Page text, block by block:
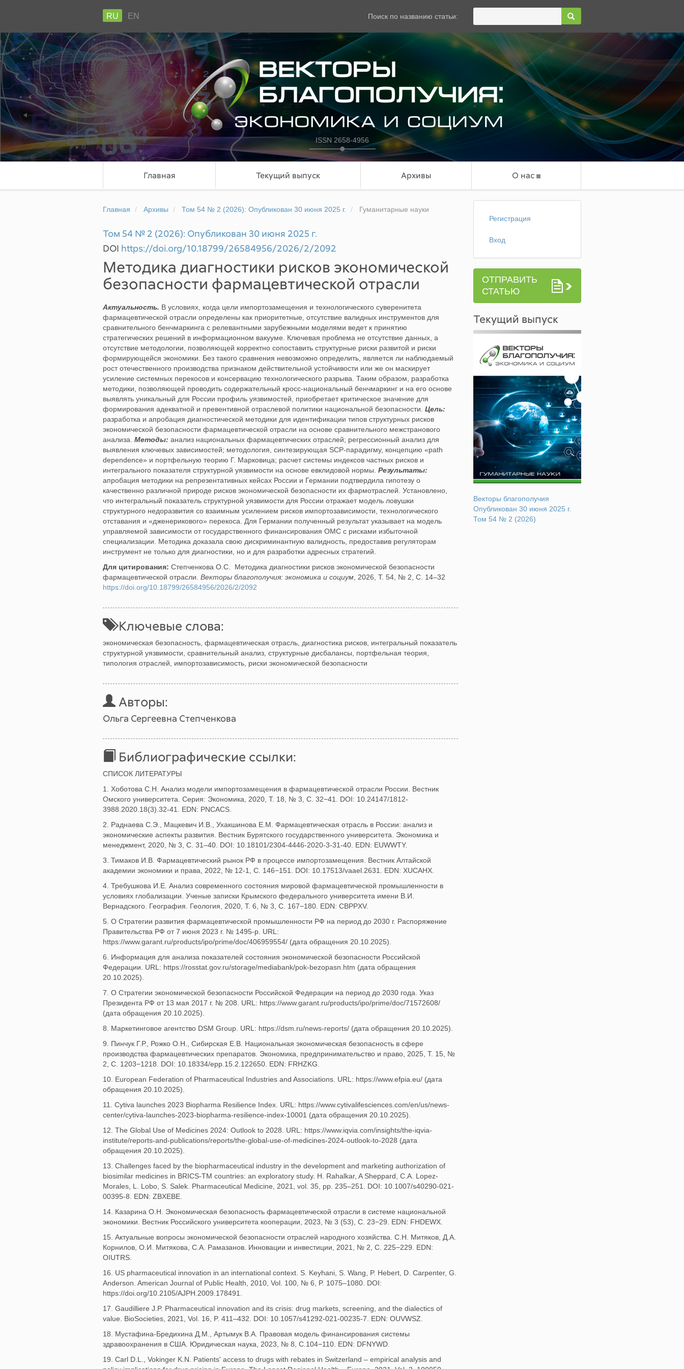
RU EN Поиск по названию статьи:
ISSN 2658-4956
Главная Текущий выпуск Архивы О нас
Главная Архивы Том 54 № 2 (2026): Опубликован 30 июня 2025 г. Гуманитарные науки
Том 54 № 2 (2026): Опубликован 30 июня 2025 г.
DOI https://doi.org/10.18799/26584956/2026/2/2092
Методика диагностики рисков экономической
безопасности фармацевтической отрасли
Актуальность. В условиях, когда цели импортозамещения и технологического суверенитета
фармацевтической отрасли определены как приоритетные, отсутствие валидных инструментов для
сравнительного бенчмаркинга с релевантными зарубежными моделями ведет к принятию
стратегических решений в информационном вакууме. Ключевая проблема не отсутствие данных, а
отсутствие методологии, позволяющей корректно сопоставить структурные риски развитой и риски
формирующейся экономики. Без такого сравнения невозможно определить, является ли наблюдаемый
рост отечественного производства признаком действительной устойчивости или же он маскирует
усиление системных перекосов и консервацию технологического разрыва. Таким образом, разработка
методики, позволяющей проводить содержательный кросс-национальный бенчмаркинг и на его основе
выявлять уникальный для России профиль уязвимостей, приобретает критическое значение для
формирования адекватной и превентивной отраслевой политики национальной безопасности. Цель:
разработка и апробация диагностической методики для идентификации типов структурных рисков
экономической безопасности фармацевтической отрасли на основе сравнительного межстранового
анализа. Методы: анализ национальных фармацевтических отраслей; регрессионный анализ для
выявления ключевых зависимостей; методология, синтезирующая SCP-парадигму, концепцию «path
dependence» и портфельную теорию Г. Марковица; расчет системы индексов частных рисков и
интегрального показателя структурной уязвимости на основе евклидовой нормы. Результаты:
апробация методики на репрезентативных кейсах России и Германии подтвердила гипотезу о
качественно различной природе рисков экономической безопасности их фармотраслей. Установлено,
что интегральный показатель структурной уязвимости для России отражает модель ловушки
структурного недоразвития со взаимным усилением рисков импортозависимости, технологического
отставания и «дженерикового» перекоса. Для Германии полученный результат указывает на модель
управляемой зависимости от государственного финансирования ОМС с рисками избыточной
специализации. Методика доказала свою дискриминантную валидность, предоставив регуляторам
инструмент не только для диагностики, но и для разработки адресных стратегий.
Для цитирования: Степченкова О.С. Методика диагностики рисков экономической безопасности
фармацевтической отрасли. Векторы благополучия: экономика и социум , 2026, Т. 54, № 2, С. 14–32
https://doi.org/10.18799/26584956/2026/2/2092
Ключевые слова:
экономическая безопасность, фармацевтическая отрасль, диагностика рисков, интегральный показатель
структурной уязвимости, сравнительный анализ, структурные дисбалансы, портфельная теория,
типология отраслей, импортозависимость, риски экономической безопасности
Авторы:
Ольга Сергеевна Степченкова
Библиографические ссылки:
СПИСОК ЛИТЕРАТУРЫ
1. Хоботова С.Н. Анализ модели импортозамещения в фармацевтической отрасли России. Вестник
Омского университета. Серия: Экономика, 2020, Т. 18, № 3, С. 32−41. DOI: 10.24147/1812-
3988.2020.18(3).32-41. EDN: PNCACS.
2. Раднаева С.Э., Мацкевич И.В., Ухакшинова Е.М. Фармацевтическая отрасль в России: анализ и
экономические аспекты развития. Вестник Бурятского государственного университета. Экономика и
менеджмент, 2020, № 3, С. 31–40. DOI: 10.18101/2304-4446-2020-3-31-40. EDN: EUWWTY.
3. Тимаков И.В. Фармацевтический рынок РФ в процессе импортозамещения. Вестник Алтайской
академии экономики и права, 2022, № 12-1, C. 146−151. DOI: 10.17513/vaael.2631. EDN: XUCAHX.
4. Требушкова И.Е. Анализ современного состояния мировой фармацевтической промышленности в
условиях глобализации. Ученые записки Крымского федерального университета имени В.И.
Вернадского. География. Геология, 2020, Т. 6, № 3, С. 167−180. EDN: CBPPXV.
5. О Стратегии развития фармацевтической промышленности РФ на период до 2030 г. Распоряжение
Правительства РФ от 7 июня 2023 г. № 1495-р. URL:
https://www.garant.ru/products/ipo/prime/doc/406959554/ (дата обращения 20.10.2025).
6. Информация для анализа показателей состояния экономической безопасности Российской
Федерации. URL: https://rosstat.gov.ru/storage/mediabank/pok-bezopasn.htm (дата обращения
20.10.2025).
7. О Стратегии экономической безопасности Российской Федерации на период до 2030 года. Указ
Президента РФ от 13 мая 2017 г. № 208. URL: https://www.garant.ru/products/ipo/prime/doc/71572608/
(дата обращения 20.10.2025).
8. Маркетинговое агентство DSM Group. URL: https://dsm.ru/news-reports/ (дата обращения 20.10.2025).
9. Пинчук Г.Р., Рожко О.Н., Сибирская Е.В. Национальная экономическая безопасность в сфере
производства фармацевтических препаратов. Экономика, предпринимательство и право, 2025, Т. 15, №
2, С. 1203−1218. DOI: 10.18334/epp.15.2.122650. EDN: FRHZKG.
10. European Federation of Pharmaceutical Industries and Associations. URL: https://www.efpia.eu/ (дата
обращения 20.10.2025).
11. Cytiva launches 2023 Biopharma Resilience Index. URL: https://www.cytivalifesciences.com/en/us/news-
center/cytiva-launches-2023-biopharma-resilience-index-10001 (дата обращения 20.10.2025).
12. The Global Use of Medicines 2024: Outlook to 2028. URL: https://www.iqvia.com/insights/the-iqvia-
institute/reports-and-publications/reports/the-global-use-of-medicines-2024-outlook-to-2028 (дата
обращения 20.10.2025).
13. Challenges faced by the biopharmaceutical industry in the development and marketing authorization of
biosimilar medicines in BRICS-TM countries: an exploratory study. H. Rahalkar, A Sheppard, C.A. Lopez-
Morales, L. Lobo, S. Salek. Pharmaceutical Medicine, 2021, vol. 35, pp. 235–251. DOI: 10.1007/s40290-021-
00395-8. EDN: ZBXEBE.
14. Казарина О.Н. Экономическая безопасность фармацевтической отрасли в системе национальной
экономики. Вестник Российского университета кооперации, 2023, № 3 (53), С. 23−29. EDN: FHDEWX.
15. Актуальные вопросы экономической безопасности отраслей народного хозяйства. С.Н. Митяков, Д.А.
Корнилов, О.И. Митякова, С.А. Рамазанов. Инновации и инвестиции, 2021, № 2, С. 225−229. EDN:
OIUTRS.
16. US pharmaceutical innovation in an international context. S. Keyhani, S. Wang, P. Hebert, D. Carpenter, G.
Anderson. American Journal of Public Health, 2010, Vol. 100, № 6, P. 1075–1080. DOI:
https://doi.org/10.2105/AJPH.2009.178491.
17. Gaudilliere J.P. Pharmaceutical innovation and its crisis: drug markets, screening, and the dialectics of
value. BioSocieties, 2021, Vol. 16, P. 411–432. DOI: 10.1057/s41292-021-00235-7. EDN: OUVWSZ.
18. Мустафина-Бредихина Д.М., Артымук В.А. Правовая модель финансирования системы
здравоохранения в США. Юридическая наука, 2023, № 8, С.104−110. EDN: DFNYWD.
19. Carl D.L., Vokinger K.N. Patients' access to drugs with rebates in Switzerland – empirical analysis and
Регистрация
Вход
ОТПРАВИТЬ
СТАТЬЮ
Текущий выпуск
Векторы благополучия
Опубликован 30 июня 2025 г.
Том 54 № 2 (2026)